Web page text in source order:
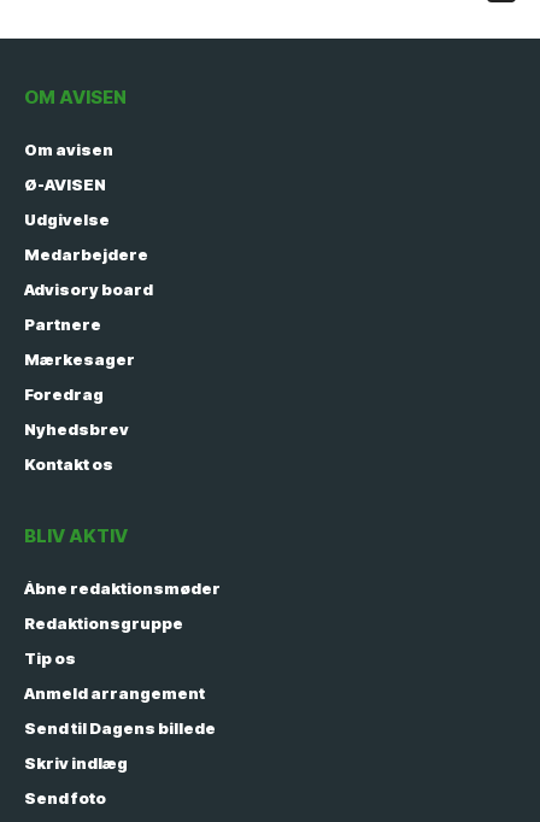
OM AVISEN
Om avisen
Ø-AVISEN
Udgivelse
Medarbejdere
Advisory board
Partnere
Mærkesager
Foredrag
Nyhedsbrev
Kontakt os
BLIV AKTIV
Åbne redaktionsmøder
Redaktionsgruppe
Tip os
Anmeld arrangement
Send til Dagens billede
Skriv indlæg
Send foto